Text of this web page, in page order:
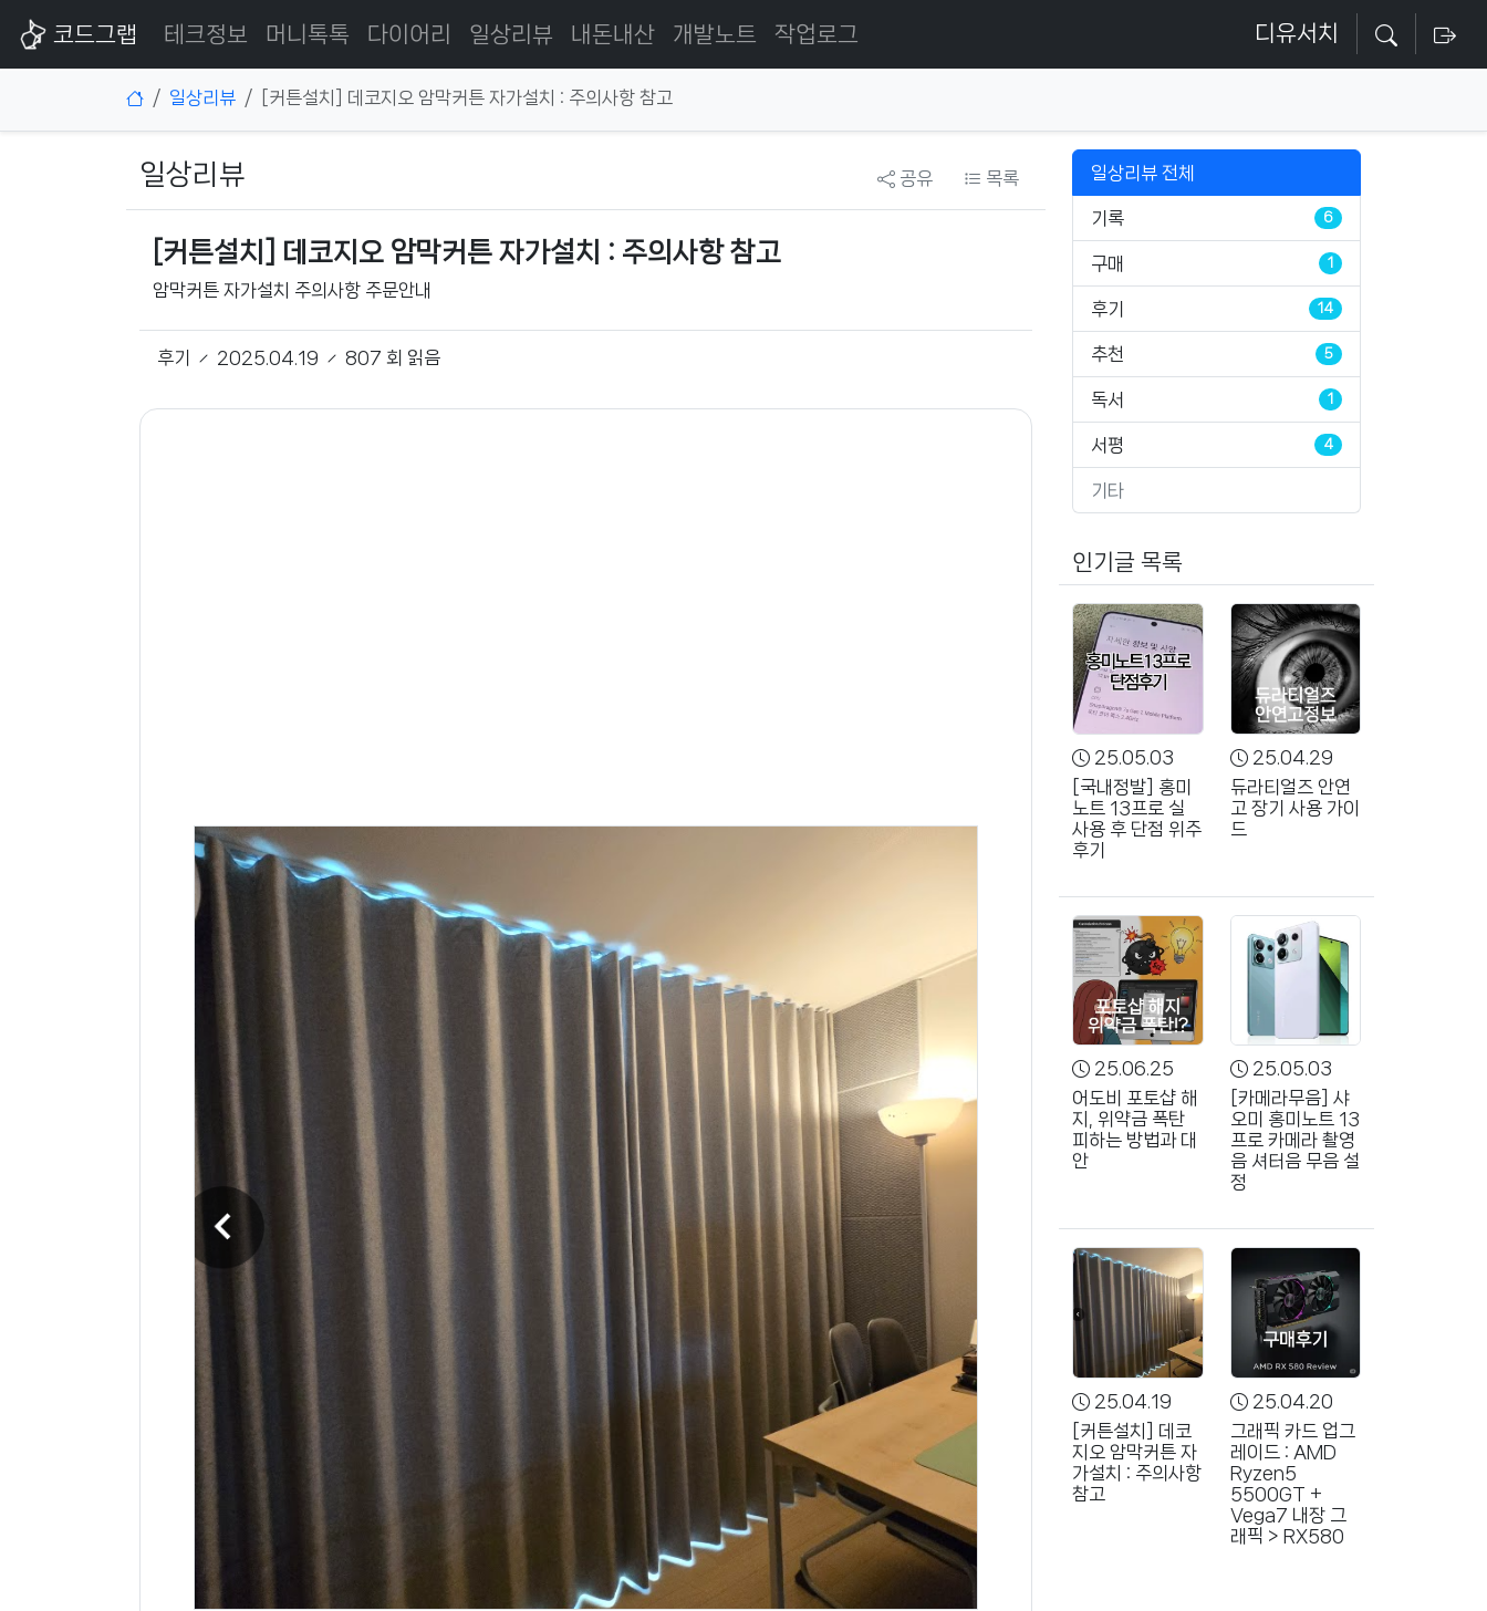
코드그랩 테크정보 머니톡톡 다이어리 일상리뷰 내돈내산 개발노트 작업로그 디유서치
일상리뷰 [커튼설치] 데코지오 암막커튼 자가설치 : 주의사항 참고
일상리뷰 공유 목록
[커튼설치] 데코지오 암막커튼 자가설치 : 주의사항 참고
암막커튼 자가설치 주의사항 주문안내
후기 2025.04.19 807 회 읽음
일상리뷰 전체
기록 6
구매 1
후기 14
추천 5
독서 1
서평 4
기타
인기글 목록
25.05.03
[국내정발] 홍미
노트 13프로 실
사용 후 단점 위주
후기
25.04.29
듀라티얼즈 안연
고 장기 사용 가이
드
25.06.25
어도비 포토샵 해
지, 위약금 폭탄
피하는 방법과 대
안
25.05.03
[카메라무음] 샤
오미 홍미노트 13
프로 카메라 촬영
음 셔터음 무음 설
정
25.04.19
[커튼설치] 데코
지오 암막커튼 자
가설치 : 주의사항
참고
25.04.20
그래픽 카드 업그
레이드 : AMD
Ryzen5
5500GT +
Vega7 내장 그
래픽 > RX580